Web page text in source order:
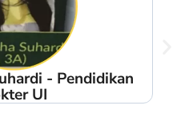
- Pendidikan
UI